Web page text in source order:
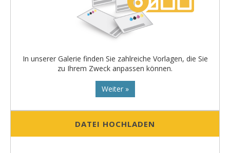
In unserer Galerie finden Sie zahlreiche Vorlagen, die Sie
zu Ihrem Zweck anpassen können.
Weiter »
DATEI HOCHLADEN